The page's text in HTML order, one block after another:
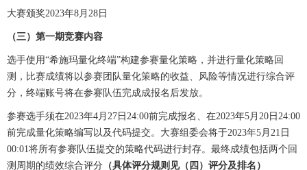
大赛颁奖2023年8月28日
（三）第一期竞赛内容
选手使用“希施玛量化终端”构建参赛量化策略，并进行量化策略回
测，比赛成绩将以参赛团队量化策略的收益、风险等情况进行综合评
分，终端账号将在参赛队伍完成成报名后发放。
参赛选手须在2023年4月27日24:00前完成报名、在2023年5月20日24:00
前完成量化策略编写以及代码提交。大赛组委会将于2023年5月21日
00:01将所有参赛队伍提交的策略代码进行封存。最终成绩包括两个回
测周期的绩效综合评分 （具体评分规则见（四）评分及排名）